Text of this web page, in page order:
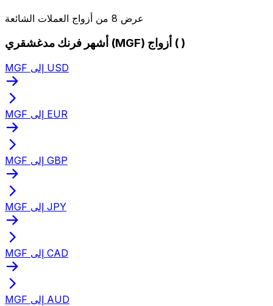
عرض 8 من أزواج العملات الشائعة
أشهر فرنك مدغشقري (MGF) أزواج ( )
MGF إلى USD
MGF إلى EUR
MGF إلى GBP
MGF إلى JPY
MGF إلى CAD
MGF إلى AUD